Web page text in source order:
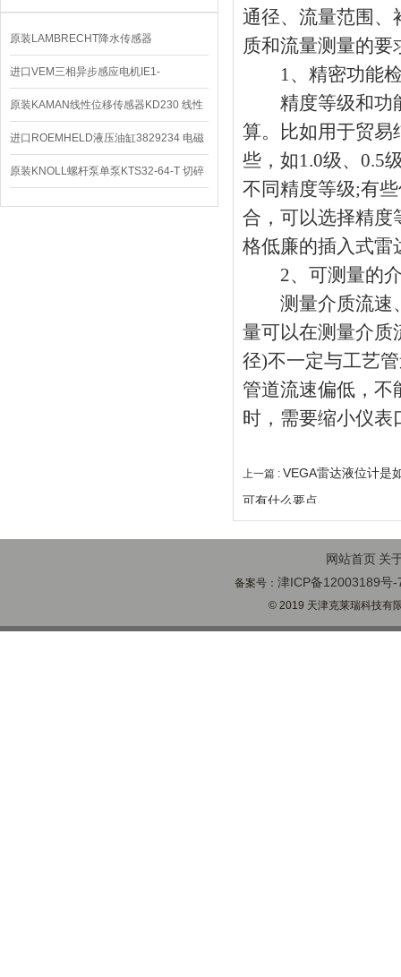
原装LAMBRECHT降水传感器
00.14575.20气象仪
进口VEM三相异步感应电机IE1-
K21R80G4马达
原装KAMAN线性位移传感器KD230 线性
编码器
进口ROEMHELD液压油缸3829234 电磁
阀定位器
原装KNOLL螺杆泵单泵KTS32-64-T 切碎
排屑机
通径、流量范围、
质和流量测量的要
1、精密功能
精度等级和功能
算。比如用于贸易
些，如1.0级、0.5
不同精度等级;有
合，可以选择精度
格低廉的插入式雷
2、可测量的
测量介质流速、
量可以在测量介质
径)不一定与工艺
管道流速偏低，不
时，需要缩小仪表
上一篇 : VEGA雷达液位计是
可有什么要点
网站首页 关
备案号：津ICP备12003189号-
© 2019 天津克莱瑞科技有